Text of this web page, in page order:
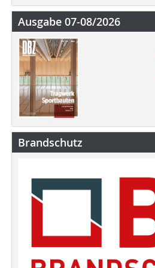
Ausgabe 07-08/2026
Brandschutz